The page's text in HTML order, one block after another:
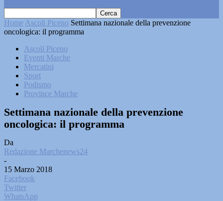
Home Ascoli Piceno Settimana nazionale della prevenzione
oncologica: il programma
Ascoli Piceno
Eventi Marche
Mercatini
Sport
Podismo
Province Marche
Settimana nazionale della prevenzione
oncologica: il programma
Da
Redazione Marchenews24
-
15 Marzo 2018
Facebook
Twitter
WhatsApp